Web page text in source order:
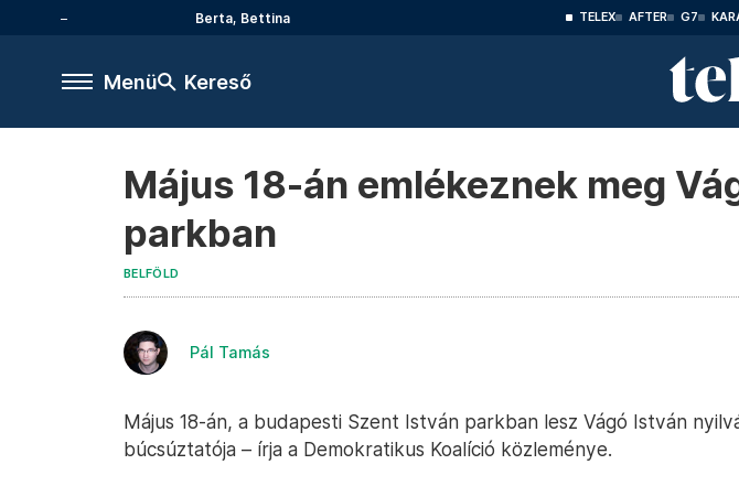
Berta, Bettina TELEX AFTER G7
Menü Kereső
Május 18-án emlékeznek meg
parkban
BELFÖLD
Pál Tamás
Május 18-án, a budapesti Szent István parkban lesz Vágó István
búcsúztatója – írja a Demokratikus Koalíció közleménye.